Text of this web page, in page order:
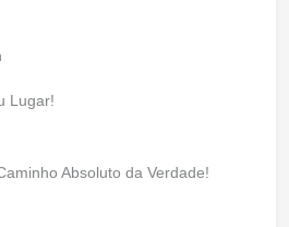
Lugar!
Absoluto da Verdade!